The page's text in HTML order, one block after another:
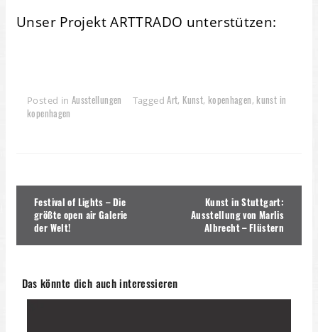
Unser Projekt ARTTRADO unterstützen:
Posted in Ausstellungen TaggedArt, Kunst, kopenhagen, kunst in
kopenhagen
Beitragsnavigation
Festival of Lights – Die
größte open air Galerie
der Welt!
Kunst in Stuttgart:
Ausstellung von Marlis
Albrecht – Flüstern
Das könnte dich auch interessieren